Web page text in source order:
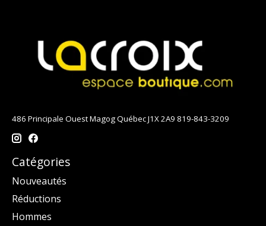
486 Principale Ouest Magog Québec J1X 2A9 819-843-3209
Catégories
Nouveautés
Réductions
Hommes